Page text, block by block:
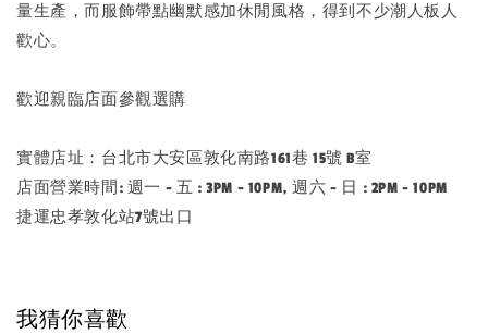
量生產，而服飾帶點幽默感加休閒風格，得到不少潮人板人
歡心。
歡迎親臨店面參觀選購
實體店址：台北市大安區敦化南路161巷 15號 B室
店面營業時間: 週一 - 五 : 3PM - 10PM, 週六 - 日 : 2PM - 10PM
捷運忠孝敦化站7號出口
我猜你喜歡